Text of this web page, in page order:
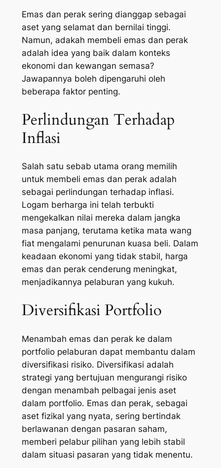
Emas dan perak sering dianggap sebagai
aset yang selamat dan bernilai tinggi.
Namun, adakah membeli emas dan perak
adalah idea yang baik dalam konteks
ekonomi dan kewangan semasa?
Jawapannya boleh dipengaruhi oleh
beberapa faktor penting.
Perlindungan Terhadap
Inflasi
Salah satu sebab utama orang memilih
untuk membeli emas dan perak adalah
sebagai perlindungan terhadap inflasi.
Logam berharga ini telah terbukti
mengekalkan nilai mereka dalam jangka
masa panjang, terutama ketika mata wang
fiat mengalami penurunan kuasa beli. Dalam
keadaan ekonomi yang tidak stabil, harga
emas dan perak cenderung meningkat,
menjadikannya pelaburan yang kukuh.
Diversifikasi Portfolio
Menambah emas dan perak ke dalam
portfolio pelaburan dapat membantu dalam
diversifikasi risiko. Diversifikasi adalah
strategi yang bertujuan mengurangi risiko
dengan menambah pelbagai jenis aset
dalam portfolio. Emas dan perak, sebagai
aset fizikal yang nyata, sering bertindak
berlawanan dengan pasaran saham,
memberi pelabur pilihan yang lebih stabil
dalam situasi pasaran yang tidak menentu.